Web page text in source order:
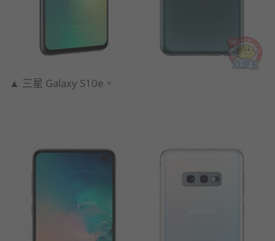
▲ 三星 Galaxy S10e。